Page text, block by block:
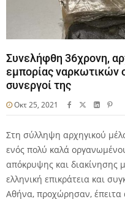
Συνελήφθη 36χρονη,
εμπορίας ναρκωτικών
συνεργοί της
Οκτ 25, 2021
Στη σύλληψη αρχηγικού
ενός πολύ καλά
απόκρυψης και διακίνησης
ελληνική επικράτεια και
Αθήνα, προχώρησαν, έπειτα